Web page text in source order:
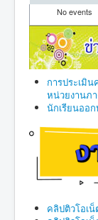
No events
การประเมิ
หน่วยงานภ
นักเรียนออ
คลิปติวโอเ